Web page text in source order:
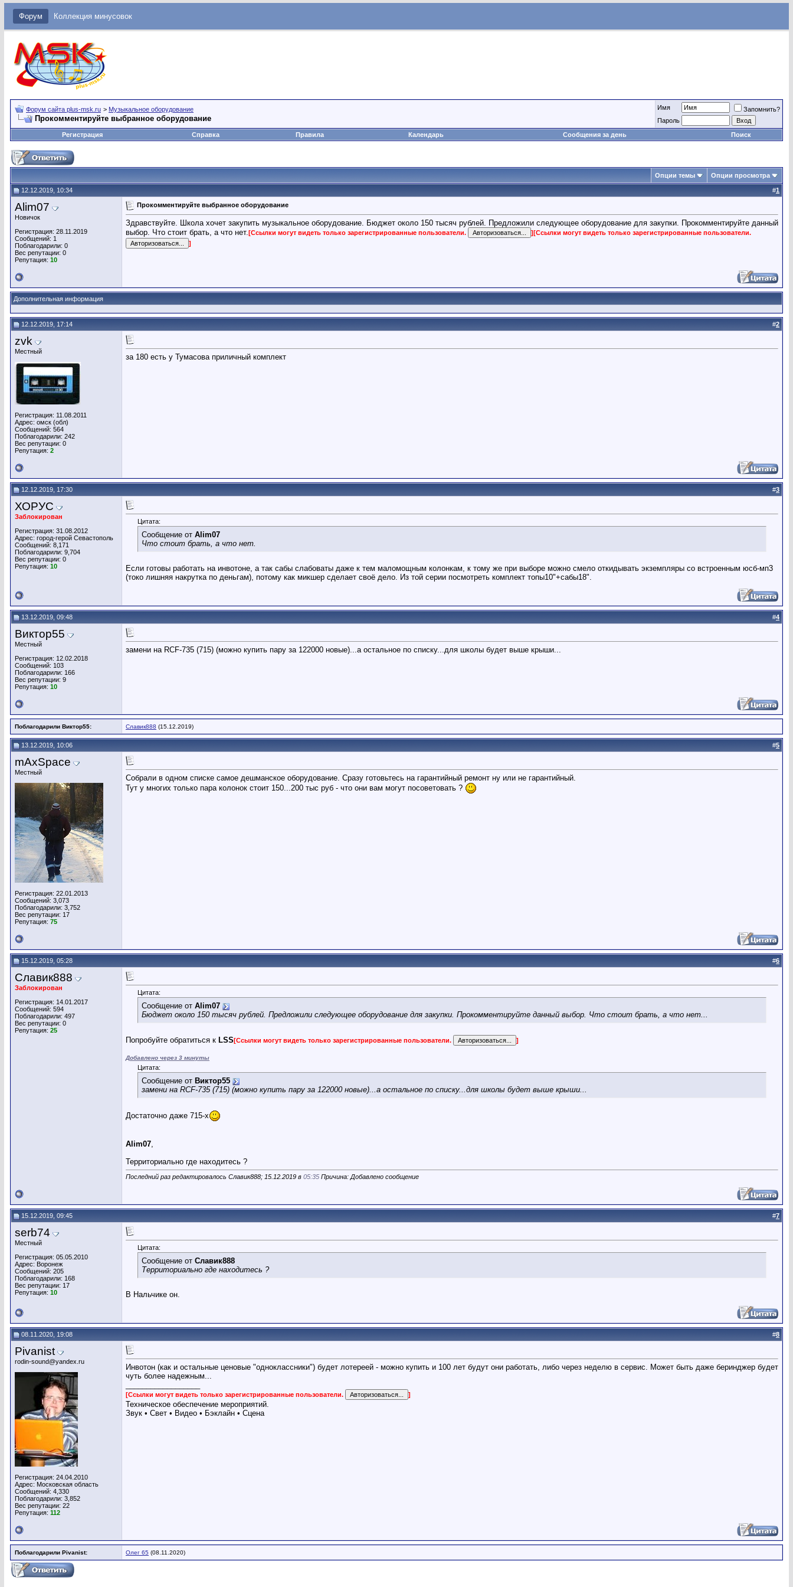
Форум Коллекция минусовок
Форум сайта plus-msk.ru > Музыкальное оборудование
Прокомментируйте выбранное оборудование
Имя
Запомнить?
Пароль
Регистрация
Справка Правила Календарь Сообщения за день Поиск
Опции темы Опции просмотра
12.12.2019, 10:34 #1
Alim07
Новичок
Регистрация: 28.11.2019
Сообщений: 1
Поблагодарили: 0
Вес репутации: 0
Репутация: 10
Прокомментируйте выбранное оборудование
Здравствуйте. Школа хочет закупить музыкальное оборудование. Бюджет около 150 тысяч рублей. Предложили следующее оборудование для закупки. Прокомментируйте данный
выбор. Что стоит брать, а что нет. [Ссылки могут видеть только зарегистрированные пользователи. ] [Ссылки могут видеть только зарегистрированные пользователи.
]
Дополнительная информация
12.12.2019, 17:14 #2
zvk
Местный
Регистрация: 11.08.2011
Адрес: омск (обл)
Сообщений: 564
Поблагодарили: 242
Вес репутации: 0
Репутация: 2
за 180 есть у Тумасова приличный комплект
12.12.2019, 17:30 #3
ХОРУС
Заблокирован
Регистрация: 31.08.2012
Адрес: город-герой Севастополь
Сообщений: 8,171
Поблагодарили: 9,704
Вес репутации: 0
Репутация: 10
Цитата:
Сообщение от Alim07
Что стоит брать, а что нет.
Если готовы работать на инвотоне, а так сабы слабоваты даже к тем маломощным колонкам, к тому же при выборе можно смело откидывать экземпляры со встроенным юсб-мп3
(токо лишняя накрутка по деньгам), потому как микшер сделает своё дело. Из той серии посмотреть комплект топы10"+сабы18".
13.12.2019, 09:48 #4
Виктор55
Местный
Регистрация: 12.02.2018
Сообщений: 103
Поблагодарили: 166
Вес репутации: 9
Репутация: 10
замени на RCF-735 (715) (можно купить пару за 122000 новые)...а остальное по списку...для школы будет выше крыши...
Поблагодарили Виктор55: Славик888 (15.12.2019)
13.12.2019, 10:06 #5
mAxSpace
Местный
Регистрация: 22.01.2013
Сообщений: 3,073
Поблагодарили: 3,752
Вес репутации: 17
Репутация: 75
Собрали в одном списке самое дешманское оборудование. Сразу готовьтесь на гарантийный ремонт ну или не гарантийный.
Тут у многих только пара колонок стоит 150...200 тыс руб - что они вам могут посоветовать ?
15.12.2019, 05:28 #6
Славик888
Заблокирован
Регистрация: 14.01.2017
Сообщений: 594
Поблагодарили: 497
Вес репутации: 0
Репутация: 25
Цитата:
Сообщение от Alim07
Бюджет около 150 тысяч рублей. Предложили следующее оборудование для закупки. Прокомментируйте данный выбор. Что стоит брать, а что нет...
Попробуйте обратиться к LSS [Ссылки могут видеть только зарегистрированные пользователи. ]
Добавлено через 3 минуты
Цитата:
Сообщение от Виктор55
замени на RCF-735 (715) (можно купить пару за 122000 новые)...а остальное по списку...для школы будет выше крыши...
Достаточно даже 715-х
Alim07,
Территориально где находитесь ?
Последний раз редактировалось Славик888; 15.12.2019 в 05:35 Причина: Добавлено сообщение
15.12.2019, 09:45 #7
serb74
Местный
Регистрация: 05.05.2010
Адрес: Воронеж
Сообщений: 205
Поблагодарили: 168
Вес репутации: 17
Репутация: 10
Цитата:
Сообщение от Славик888
Территориально где находитесь ?
В Нальчике он.
08.11.2020, 19:08 #8
Pivanist
rodin-sound@yandex.ru
Регистрация: 24.04.2010
Адрес: Московская область
Сообщений: 4,330
Поблагодарили: 3,852
Вес репутации: 22
Репутация: 112
Инвотон (как и остальные ценовые "одноклассники") будет лотереей - можно купить и 100 лет будут они работать, либо через неделю в сервис. Может быть даже беринджер будет
чуть более надежным...
[Ссылки могут видеть только зарегистрированные пользователи. ]
Техническое обеспечение мероприятий.
Звук • Свет • Видео • Бэклайн • Сцена
Поблагодарили Pivanist: Олег 65 (08.11.2020)